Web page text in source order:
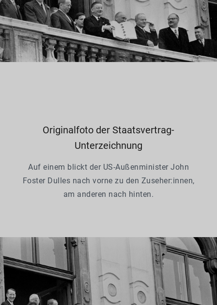
Originalfoto der Staatsvertrag-
Unterzeichnung
Auf einem blickt der US-Außenminister John
Foster Dulles nach vorne zu den Zuseher:innen,
am anderen nach hinten.